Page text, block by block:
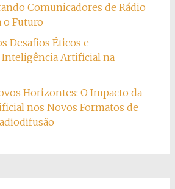
Comunicadores de Rádio
o Futuro
Desafios Éticos e
Inteligência Artificial na
Horizontes: O Impacto da
nos Novos Formatos de